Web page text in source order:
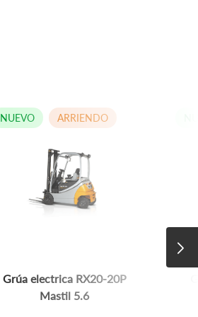
Grúa electrica RX20-20P
Mastil 5.6
NUEVO ARRIENDO